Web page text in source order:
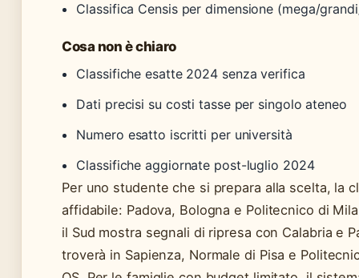
Classifica Censis per dimensione (mega/
Cosa non è chiaro
Classifiche esatte 2024 senza verifica
Dati precisi su costi tasse per singolo ateneo
Numero esatto iscritti per università
Classifiche aggiornate post-luglio 2024
Per uno studente che si prepara alla scelta, la
affidabile: Padova, Bologna e Politecnico di
il Sud mostra segnali di ripresa con Calabria e
troverà in Sapienza, Normale di Pisa e